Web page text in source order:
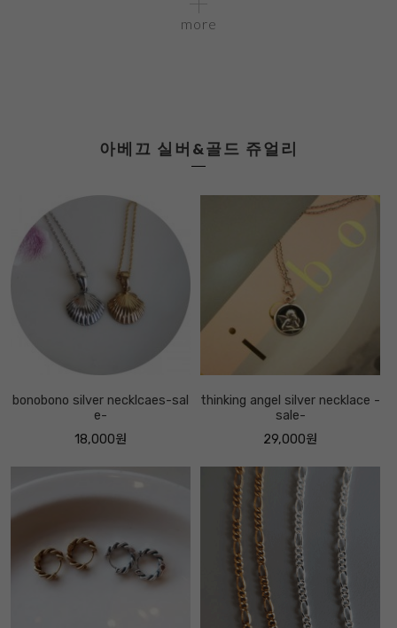
more
아베끄 실버&골드 쥬얼리
bonobono silver necklcaes-sal
e-
18,000원
thinking angel silver necklace -
sale-
29,000원